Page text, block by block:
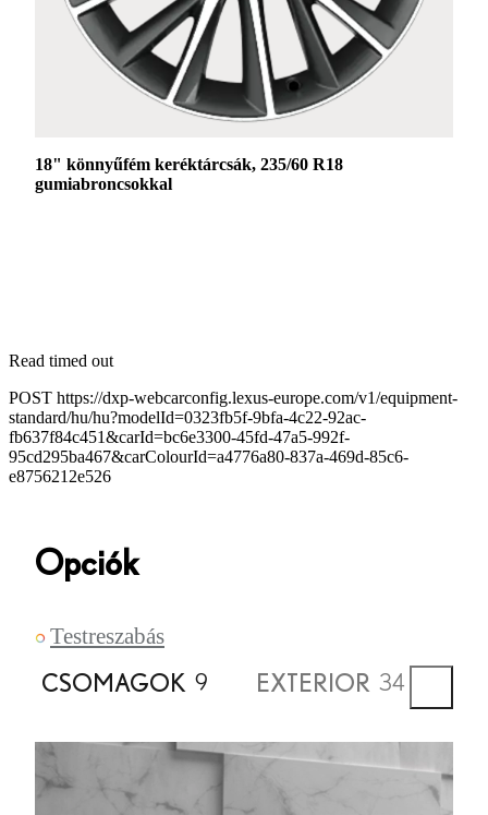
18" könnyűfém keréktárcsák, 235/60 R18
gumiabroncsokkal
Read timed out
POST https://dxp-webcarconfig.lexus-europe.com/v1/equipment-
standard/hu/hu?modelId=0323fb5f-9bfa-4c22-92ac-
fb637f84c451&carId=bc6e3300-45fd-47a5-992f-
95cd295ba467&carColourId=a4776a80-837a-469d-85c6-
e8756212e526
Opciók
Testreszabás
CSOMAGOK 9 EXTERIOR 34